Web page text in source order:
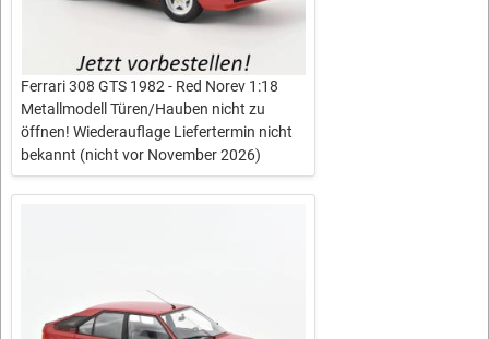
Ferrari 308 GTS 1982 - Red Norev 1:18
Metallmodell Türen/Hauben nicht zu
öffnen! Wiederauflage Liefertermin nicht
bekannt (nicht vor November 2026)